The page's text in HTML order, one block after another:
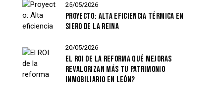
25/05/2026
PROYECTO: ALTA EFICIENCIA TÉRMICA EN
SIERO DE LA REINA
20/05/2026
EL ROI DE LA REFORMA QUÉ MEJORAS
REVALORIZAN MÁS TU PATRIMONIO
INMOBILIARIO EN LEÓN?